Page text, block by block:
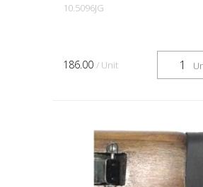
10.5096JG
186.00 / Unit